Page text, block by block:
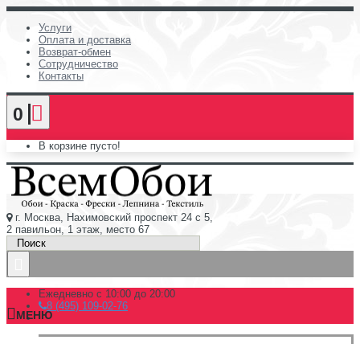
Услуги
Оплата и доставка
Возврат-обмен
Сотрудничество
Контакты
0
В корзине пусто!
г. Москва, Нахимовский проспект 24 с 5,
2 павильон, 1 этаж, место 67
Ежедневно с 10:00 до 20:00
8 (495) 109-02-76
МЕНЮ